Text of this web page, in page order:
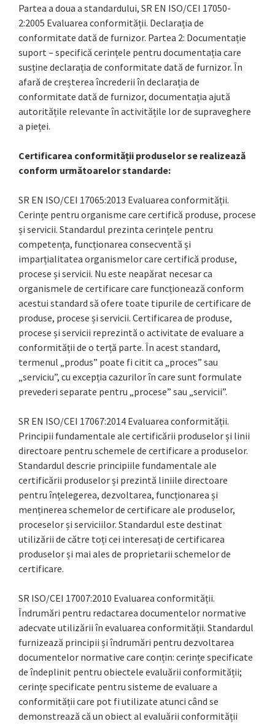
Partea a doua a standardului, SR EN ISO/CEI 17050-
2:2005 Evaluarea conformității. Declarația de
conformitate dată de furnizor. Partea 2: Documentație
suport – specifică cerințele pentru documentația care
susține declarația de conformitate dată de furnizor. În
afară de creșterea încrederii în declarația de
conformitate dată de furnizor, documentația ajută
autoritățile relevante în activitățile lor de supraveghere
a pieței.
Certificarea conformității produselor se realizează
conform următoarelor standarde:
SR EN ISO/CEI 17065:2013 Evaluarea conformității.
Cerințe pentru organisme care certifică produse, procese
și servicii. Standardul prezinta cerințele pentru
competența, funcționarea consecventă și
imparțialitatea organismelor care certifică produse,
procese și servicii. Nu este neapărat necesar ca
organismele de certificare care funcționează conform
acestui standard să ofere toate tipurile de certificare de
produse, procese și servicii. Certificarea de produse,
procese și servicii reprezintă o activitate de evaluare a
conformității de o terță parte. În acest standard,
termenul „produs” poate fi citit ca „proces” sau
„serviciu”, cu excepția cazurilor în care sunt formulate
prevederi separate pentru „procese” sau „servicii”.
SR EN ISO/CEI 17067:2014 Evaluarea conformității.
Principii fundamentale ale certificării produselor și linii
directoare pentru schemele de certificare a produselor.
Standardul descrie principiile fundamentale ale
certificării produselor și prezintă liniile directoare
pentru înțelegerea, dezvoltarea, funcționarea și
menținerea schemelor de certificare ale produselor,
proceselor și serviciilor. Standardul este destinat
utilizării de către toți cei interesați de certificarea
produselor și mai ales de proprietarii schemelor de
certificare.
SR ISO/CEI 17007:2010 Evaluarea conformității.
Îndrumări pentru redactarea documentelor normative
adecvate utilizării în evaluarea conformității. Standardul
furnizează principii și îndrumări pentru dezvoltarea
documentelor normative care conțin: cerințe specificate
de îndeplinit pentru obiectele evaluării conformității;
cerințe specificate pentru sisteme de evaluare a
conformității care pot fi utilizate atunci când se
demonstrează că un obiect al evaluării conformității